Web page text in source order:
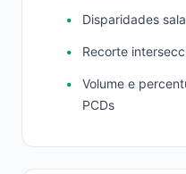
Disparidades
Recorte
Volume e
PCDs